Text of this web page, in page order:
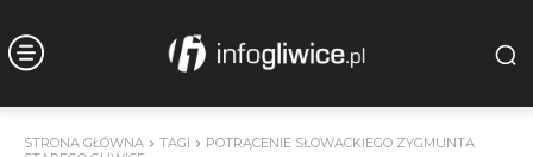
STRONA GŁÓWNA TAGI
POTRĄCENIE SŁOWACKIEGO ZYGMUNTA